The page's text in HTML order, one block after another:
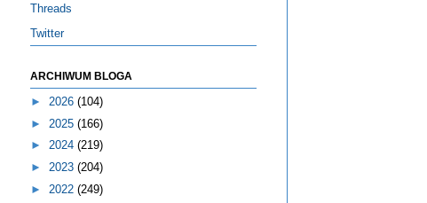
Threads
Twitter
ARCHIWUM BLOGA
► 2026 (104)
► 2025 (166)
► 2024 (219)
► 2023 (204)
► 2022 (249)